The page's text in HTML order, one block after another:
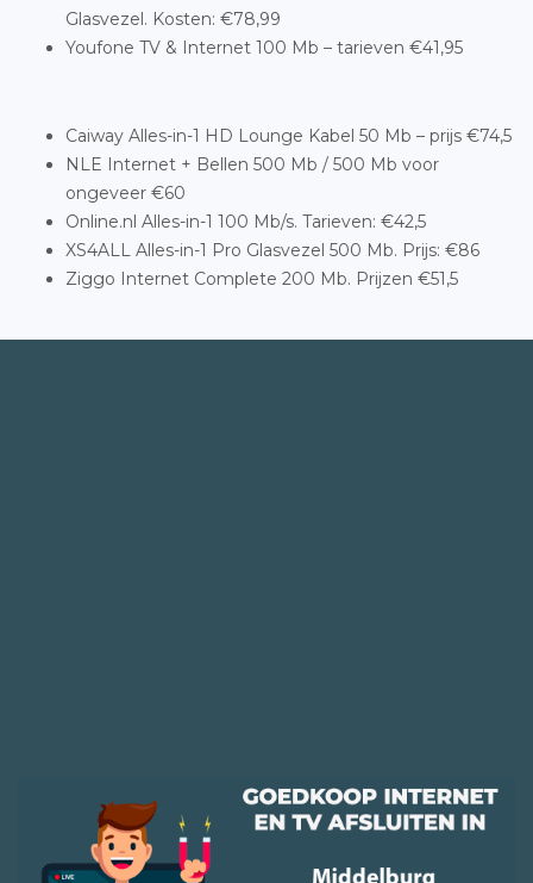
Glasvezel. Kosten: €78,99
Youfone TV & Internet 100 Mb – tarieven €41,95
Caiway Alles-in-1 HD Lounge Kabel 50 Mb – prijs €74,5
NLE Internet + Bellen 500 Mb / 500 Mb voor
ongeveer €60
Online.nl Alles-in-1 100 Mb/s. Tarieven: €42,5
XS4ALL Alles-in-1 Pro Glasvezel 500 Mb. Prijs: €86
Ziggo Internet Complete 200 Mb. Prijzen €51,5